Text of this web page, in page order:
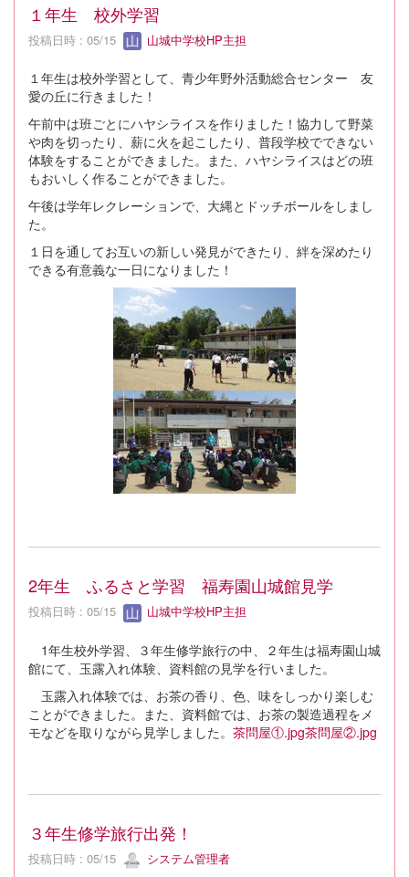
１年生 校外学習
投稿日時 : 05/15 山城中学校HP主担
１年生は校外学習として、青少年野外活動総合センター 友
愛の丘に行きました！
午前中は班ごとにハヤシライスを作りました！協力して野菜
や肉を切ったり、薪に火を起こしたり、普段学校でできない
体験をすることができました。また、ハヤシライスはどの班
もおいしく作ることができました。
午後は学年レクレーションで、大縄とドッチボールをしまし
た。
１日を通してお互いの新しい発見ができたり、絆を深めたり
できる有意義な一日になりました！
2年生 ふるさと学習 福寿園山城館見学
投稿日時 : 05/15 山城中学校HP主担
1年生校外学習、３年生修学旅行の中、２年生は福寿園山城
館にて、玉露入れ体験、資料館の見学を行いました。
玉露入れ体験では、お茶の香り、色、味をしっかり楽しむ
ことができました。また、資料館では、お茶の製造過程をメ
モなどを取りながら見学しました。 茶問屋①.jpg茶問屋②.jpg
３年生修学旅行出発！
投稿日時 : 05/15 システム管理者